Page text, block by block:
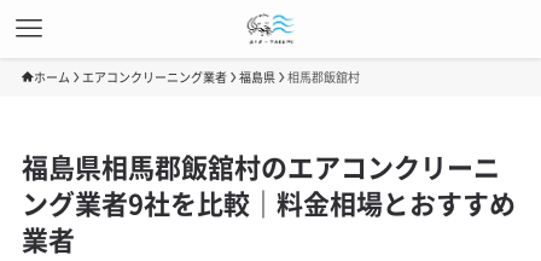
ホーム エアコンクリーニング業者 福島県 相馬郡飯舘村
福島県相馬郡飯舘村のエアコンクリーニ
ング業者9社を比較｜料金相場とおすすめ
業者